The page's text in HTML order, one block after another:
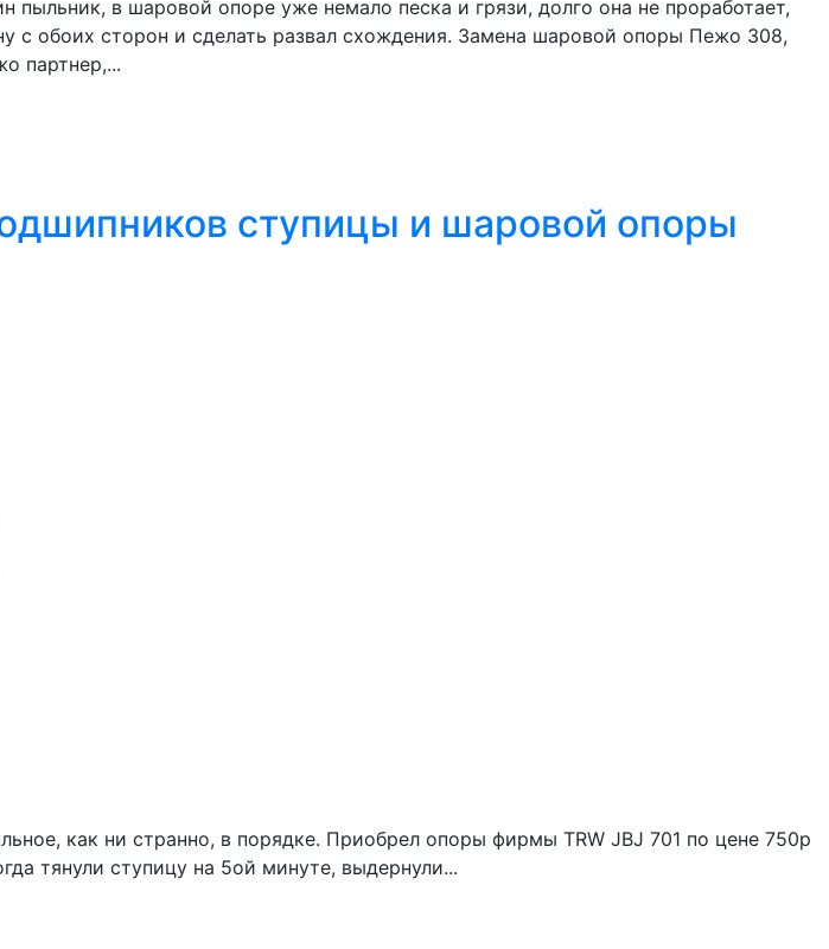
в шаровой опоре уже немало песка и грязи, долго она не проработает,
с обоих сторон и сделать развал схождения. Замена шаровой опоры Пежо 308,
партнер,...
ступицы и шаровой опоры
как ни странно, в порядке. Приобрел опоры фирмы TRW JBJ 701 по цене 750р
тянули ступицу на 5ой минуте, выдернули...